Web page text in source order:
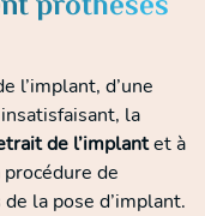
l’implant, d’une
la
de l’implantet à
de
la pose d’implant.